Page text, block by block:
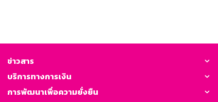
ข่าวสาร
บริการทางการเงิน
การพัฒนาเพื่อความยั่งยืน